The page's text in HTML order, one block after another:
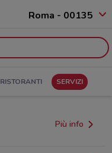
Roma - 00135
RISTORANTI SERVIZI
Più info